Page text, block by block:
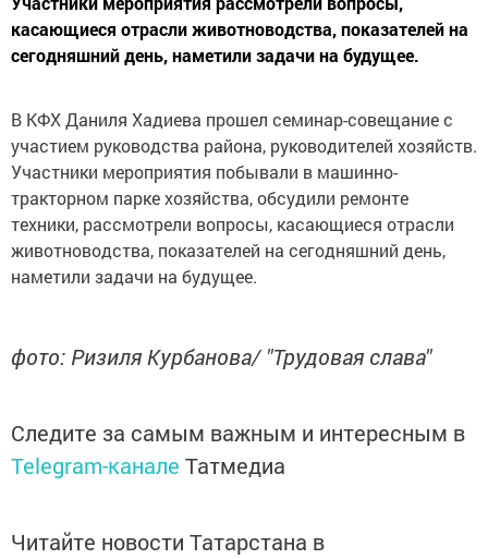
касающиеся отрасли животноводства, показателей на
сегодняшний день, наметили задачи на будущее.
В КФХ Даниля Хадиева прошел семинар-совещание с
участием руководства района, руководителей хозяйств.
Участники мероприятия побывали в машинно-
тракторном парке хозяйства, обсудили ремонте
техники, рассмотрели вопросы, касающиеся отрасли
животноводства, показателей на сегодняшний день,
наметили задачи на будущее.
фото: Ризиля Курбанова/ "Трудовая слава"
Следите за самым важным и интересным в
Telegram-канале Татмедиа
Читайте новости Татарстана в